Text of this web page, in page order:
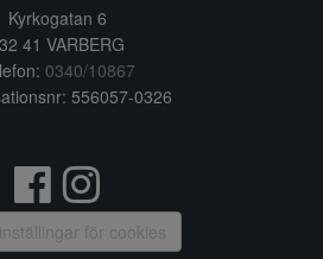
Kyrkogatan 6
41 VARBERG
0340/10867
556057-0326
för cookies